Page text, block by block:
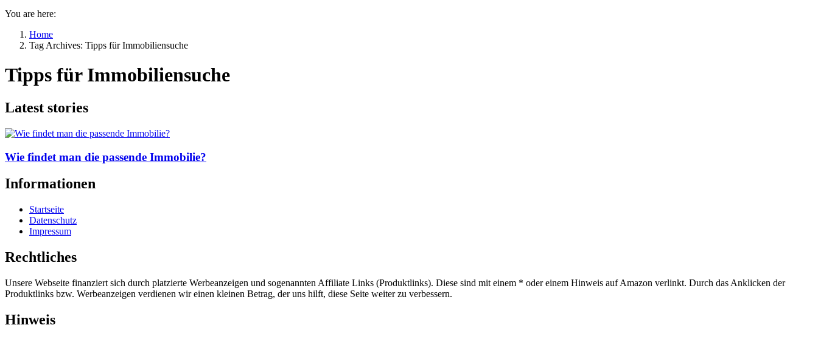
You are here:
Home
Tag Archives: Tipps für Immobiliensuche
Tipps für Immobiliensuche
Latest stories
Wie findet man die passende Immobilie?
Informationen
Startseite
Datenschutz
Impressum
Rechtliches
Unsere Webseite finanziert sich durch platzierte Werbeanzeigen und sogenannten Affiliate Links (Produktlinks). Diese sind mit einem * oder einem Hinweis auf Amazon verlinkt. Durch das Anklicken der
Produktlinks bzw. Werbeanzeigen verdienen wir einen kleinen Betrag, der uns hilft, diese Seite weiter zu verbessern.
Hinweis